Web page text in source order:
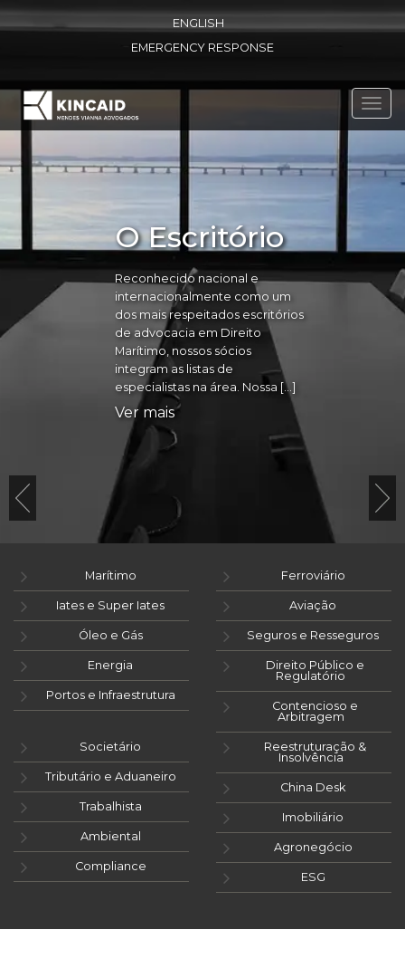
ENGLISH
EMERGENCY RESPONSE
O Escritório
Reconhecido nacional e
internacionalmente como um
dos mais respeitados escritórios
de advocacia em Direito
Marítimo, nossos sócios
integram as listas de
especialistas na área. Nossa […]
Ver mais
Marítimo
Iates e Super Iates
Óleo e Gás
Energia
Portos e Infraestrutura
Ferroviário
Aviação
Seguros e Resseguros
Direito Público e
Regulatório
Contencioso e
Arbitragem
Societário
Tributário e Aduaneiro
Trabalhista
Ambiental
Compliance
Reestruturação &
Insolvência
China Desk
Imobiliário
Agronegócio
ESG